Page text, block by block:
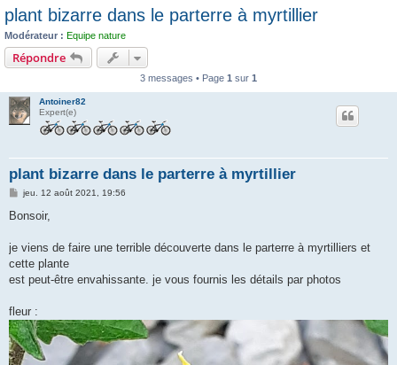
plant bizarre dans le parterre à myrtillier
Modérateur : Equipe nature
Répondre
3 messages • Page 1 sur 1
Antoiner82
Expert(e)
plant bizarre dans le parterre à myrtillier
M
s
g
jeu. 12 août 2021, 19:56
Bonsoir,
je viens de faire une terrible découverte dans le parterre à myrtilliers et
cette plante
est peut-être envahissante. je vous fournis les détails par photos
fleur :